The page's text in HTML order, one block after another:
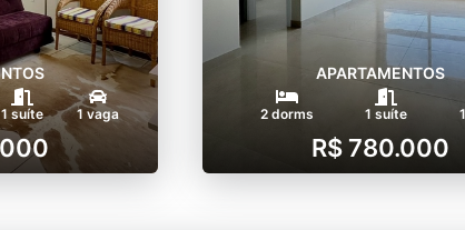
1 suíte 1 vaga
APARTAMENTOS
2 dorms 1 suíte
R$ 780.000